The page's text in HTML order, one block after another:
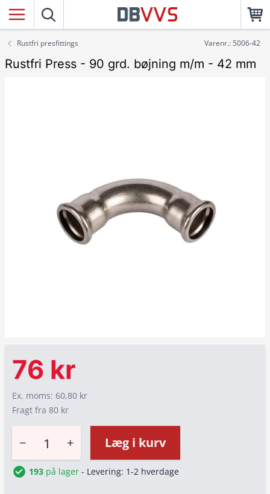
Rustfri presfittings Varenr.: 5006-42
Rustfri Press - 90 grd. bøjning m/m - 42 mm
76 kr
Ex. moms: 60,80 kr
Fragt fra 80 kr
− + Læg i kurv
193 på lager - Levering: 1-2 hverdage